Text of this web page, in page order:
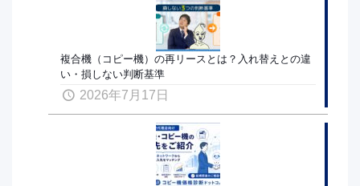
複合機（コピー機）の再リースとは？入れ替えとの違
い・損しない判断基準
2026年7月17日